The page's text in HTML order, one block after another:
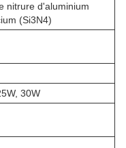
nitrure d'aluminium
(Si3N4)
30W